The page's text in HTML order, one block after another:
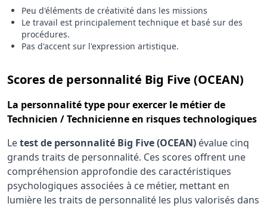
Peu d'éléments de créativité dans les missions
Le travail est principalement technique et basé sur des
procédures.
Pas d'accent sur l'expression artistique.
Scores de personnalité Big Five (OCEAN)
La personnalité type pour exercer le métier de
Technicien / Technicienne en risques technologiques
Letest de personnalité Big Five (OCEAN) évalue cinq
grands traits de personnalité. Ces scores offrent une
compréhension approfondie des caractéristiques
psychologiques associées à ce métier, mettant en
lumière les traits de personnalité les plus valorisés dans